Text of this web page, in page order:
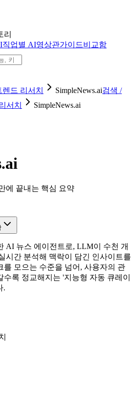
리
직업별 AI영상관가이드비교함
렌드 리서치 SimpleNews.ai검색 /
서치 SimpleNews.ai
에 끝내는 핵심 요약
AI 뉴스 에이전트로, LLM이 수천 개
시간 분석해 맥락이 담긴 인사이트를
를 모으는 수준을 넘어, 사용자의 관
록 정교해지는 '지능형 자동 큐레이
.